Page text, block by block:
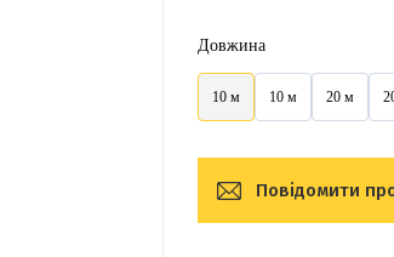
Довжина
10 м 10 м 20 м
Повідомити